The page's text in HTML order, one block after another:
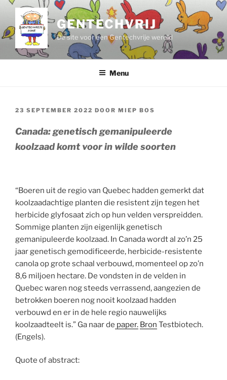
de
inhoud
GENTECHVRIJ
De site voor een Gentechvrije wereld
Menu
GEPLAATST
23 SEPTEMBER 2022 DOOR MIEP BOS
Canada: genetisch gemanipuleerde
koolzaad komt voor in wilde soorten
“Boeren uit de regio van Quebec hadden gemerkt dat
koolzaadachtige planten die resistent zijn tegen het
herbicide glyfosaat zich op hun velden verspreidden.
Sommige planten zijn eigenlijk genetisch
gemanipuleerde koolzaad. In Canada wordt al zo’n 25
jaar genetisch gemodificeerde, herbicide-resistente
canola op grote schaal verbouwd, momenteel op zo’n
8,6 miljoen hectare. De vondsten in de velden in
Quebec waren nog steeds verrassend, aangezien de
betrokken boeren nog nooit koolzaad hadden
verbouwd en er in de hele regio nauwelijks
koolzaadteelt is.” Ga naar de paper. Bron Testbiotech.
(Engels).
Quote of abstract: